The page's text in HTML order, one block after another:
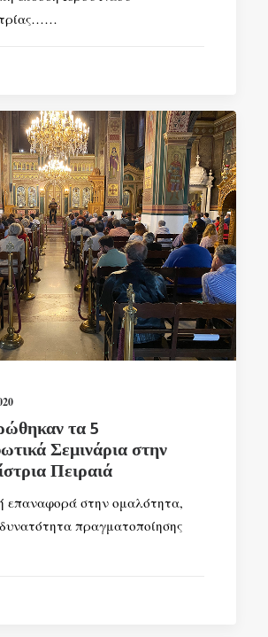
τα 5
Σεμινάρια στην
Πειραιά
επαναφορά στην ομαλότητα,
πραγματοποίησης